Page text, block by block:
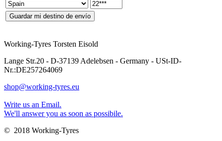
Working-Tyres Torsten Eisold
Lange Str.20 - D-37139 Adelebsen - Germany - USt-ID-
Nr.:DE257264069
shop@working-tyres.eu
Write us an Email.
We'll answer you as soon as possibile.
© 2018 Working-Tyres